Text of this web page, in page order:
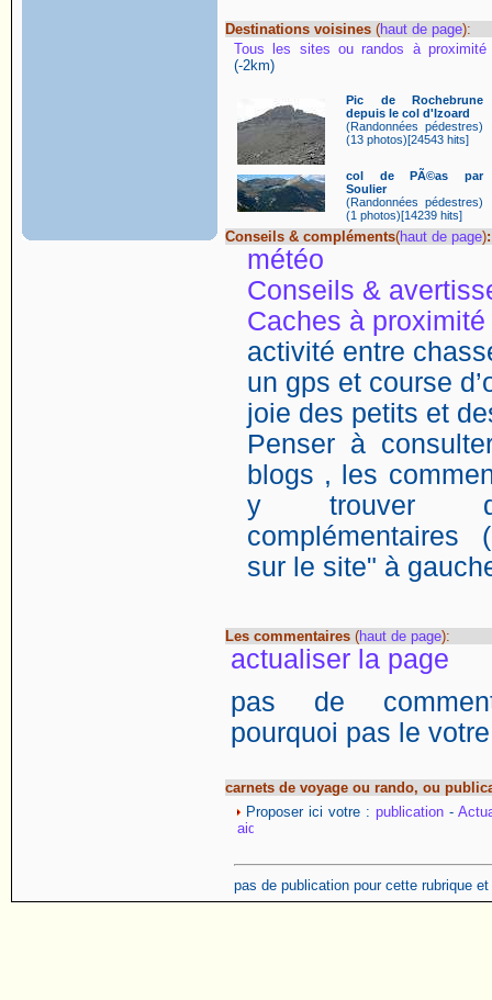
Destinations voisines (haut de page):
Tous les sites ou randos à proximité
(-2km)
Pic de Rochebrune
depuis le col d'Izoard
(Randonnées pédestres)
(13 photos)[24543 hits]
col de PÃ©as par
Soulier
(Randonnées pédestres)
(1 photos)[14239 hits]
Conseils & compléments(haut de page):
météo
Conseils &
Caches à proximité
activité entre
un gps et course
joie des petits et
Penser à
blogs , les
y trouver
complémentaires
sur le site" à
Les commentaires (haut de page):
actualiser la page
pas de
pourquoi pas le
carnets de voyage ou rando, ou
Proposer ici votre :publication -
pas de publication pour cette rubrique